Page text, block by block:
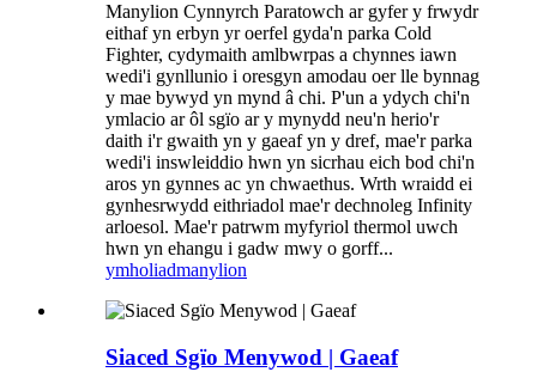
Manylion Cynnyrch Paratowch ar gyfer y frwydr
eithaf yn erbyn yr oerfel gyda'n parka Cold
Fighter, cydymaith amlbwrpas a chynnes iawn
wedi'i gynllunio i oresgyn amodau oer lle bynnag
y mae bywyd yn mynd â chi. P'un a ydych chi'n
ymlacio ar ôl sgïo ar y mynydd neu'n herio'r
daith i'r gwaith yn y gaeaf yn y dref, mae'r parka
wedi'i inswleiddio hwn yn sicrhau eich bod chi'n
aros yn gynnes ac yn chwaethus. Wrth wraidd ei
gynhesrwydd eithriadol mae'r dechnoleg Infinity
arloesol. Mae'r patrwm myfyriol thermol uwch
hwn yn ehangu i gadw mwy o gorff...
ymholiadmanylion
Siaced Sgïo Menywod | Gaeaf